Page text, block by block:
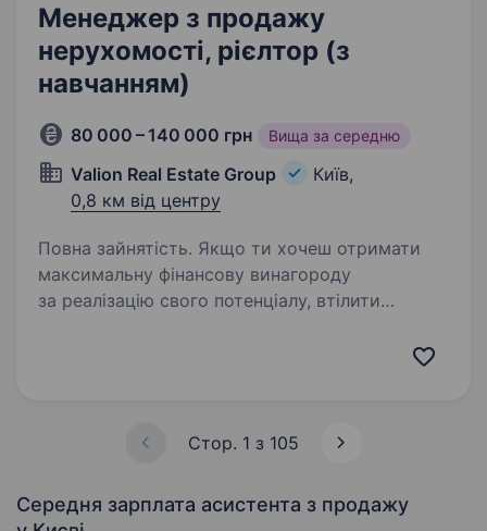
Менеджер з продажу
нерухомості, рієлтор (з
навчанням)
80 000 – 140 000 грн Вища за середню
Valion Real Estate Group
Київ,
0,8 км від центру
Повна зайнятість. Якщо ти хочеш отримати
максимальну фінансову винагороду
за реалізацію свого потенціалу, втілити
Стор. 1 з 105
Середня зарплата асистента з продажу